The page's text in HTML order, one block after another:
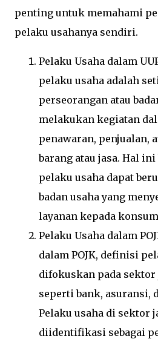
penting untuk memahami
pelaku usahanya sendiri.
Pelaku Usaha dalam
pelaku usaha adalah
perseorangan atau
melakukan kegiatan
penawaran, penjualan,
barang atau jasa. Hal
pelaku usaha dapat
badan usaha yang
layanan kepada
Pelaku Usaha dalam
dalam POJK, definisi
difokuskan pada sektor
seperti bank, asuransi,
Pelaku usaha di sektor
diidentifikasi sebagai